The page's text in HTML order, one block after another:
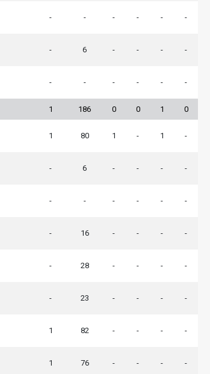
- - - - - -
- 6 - - - -
- - - - - -
1 186 0 0 1 0
1 80 1 - 1 -
- 6 - - - -
- - - - - -
- 16 - - - -
- 28 - - - -
- 23 - - - -
1 82 - - - -
1 76 - - - -